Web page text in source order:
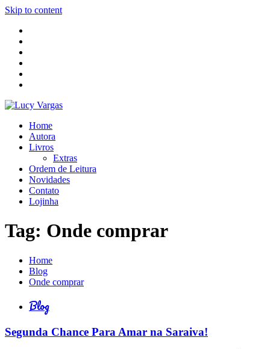
Skip to content
Home
Autora
Livros
Extras
Ordem de Leitura
Novidades
Contato
Lojinha
Tag: Onde comprar
Home
Blog
Onde comprar
Blog
Segunda Chance Para Amar na Saraiva!